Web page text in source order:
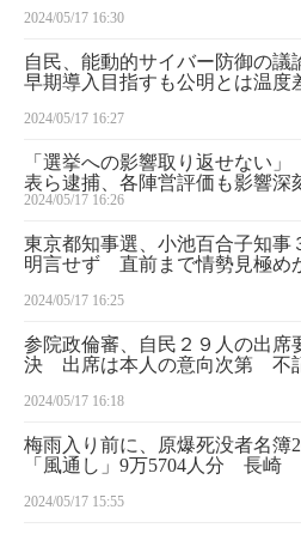
2024/05/17 16:30
自民、能動的サイバー防御の
早期導入目指すも公明とは温度
2024/05/17 16:27
「選挙への影響取り返せない
表ら逮捕、各陣営評価も影響深
2024/05/17 16:26
東京都知事選、小池百合子知事
明言せず 直前まで情勢見極め
2024/05/17 16:25
参院政倫審、自民２９人の出席
決 出席は本人の意向次第 不
2024/05/17 16:18
梅雨入り前に、原爆死没者名簿
「風通し」9万5704人分 長崎
2024/05/17 15:55